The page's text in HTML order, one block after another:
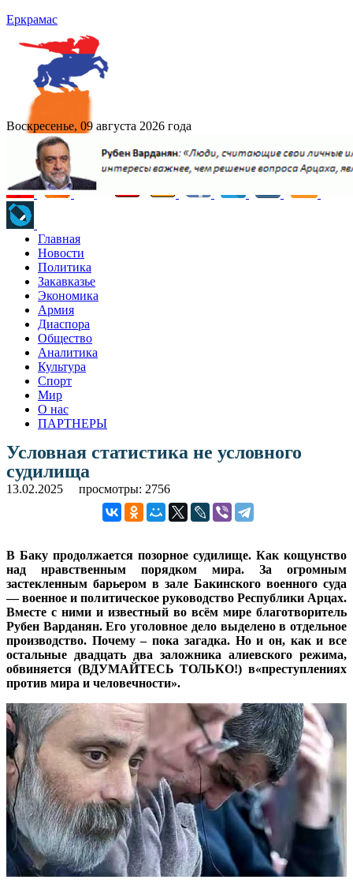
Еркрамас
Воскресенье, 09 августа 2026 года
Главная
Новости
Политика
Закавказье
Экономика
Армия
Диаспора
Общество
Аналитика
Культура
Спорт
Мир
О нас
ПАРТНЕРЫ
Условная статистика не условного
судилища
13.02.2025 просмотры: 2756
В Баку продолжается позорное судилище. Как кощунство
над нравственным порядком мира. За огромным
застекленным барьером в зале Бакинского военного суда
— военное и политическое руководство Республики Арцах.
Вместе с ними и известный во всём мире благотворитель
Рубен Варданян. Его уголовное дело выделено в отдельное
производство. Почему – пока загадка. Но и он, как и все
остальные двадцать два заложника алиевского режима,
обвиняется (ВДУМАЙТЕСЬ ТОЛЬКО!) в«преступлениях
против мира и человечности».